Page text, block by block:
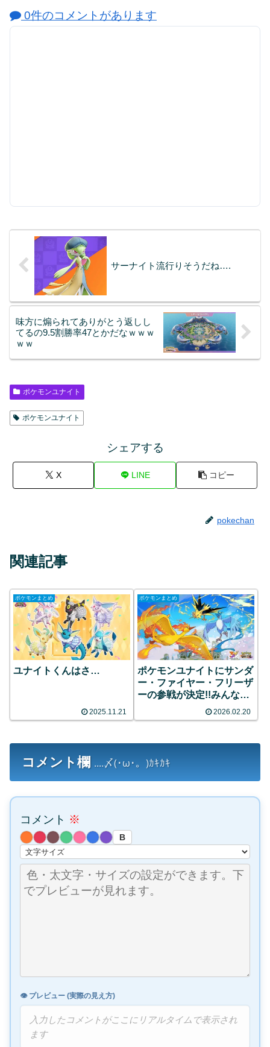
0件のコメントがあります
サーナイト流行りそうだね….
味方に煽られてありがとう返しし
てるの9.5割勝率47とかだなｗｗｗ
ｗｗ
ポケモンユナイト
ポケモンユナイト
シェアする
X LINE コピー
pokechan
関連記事
ポケモンまとめ
ユナイトくんはさ…
2025.11.21
ポケモンまとめ
ポケモンユナイトにサンダ
ー・ファイヤー・フリーザ
ーの参戦が決定!!みんなの
2026.02.20
コメント欄 ....〆(･ω･。)ｶｷｶｷ
コメント ※
B
👁️ プレビュー (実際の見え方)
入力したコメントがここにリアルタイムで表示され
ます